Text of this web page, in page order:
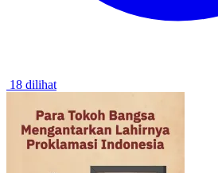
18 dilihat